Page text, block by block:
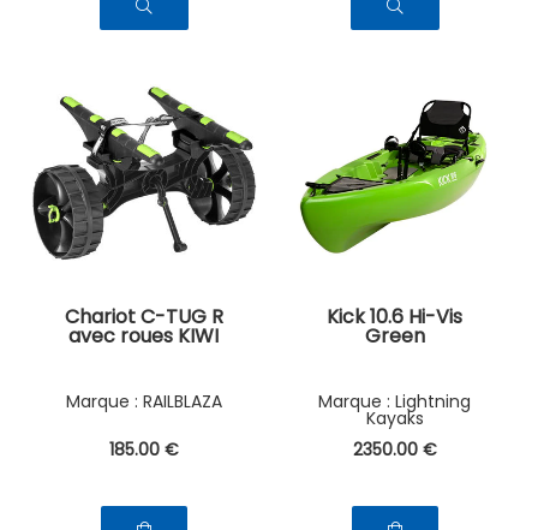
Chariot C-TUG R
avec roues KIWI
RAILBLAZA
185.00 €
Kick 10.6 Hi-Vis
Green
Lightning
Kayaks
2350.00 €